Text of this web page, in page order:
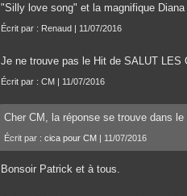
"Silly love song" et la magnifique
Écrit par : Renaud | 11/07/2016
Je ne trouve pas le Hit de SALUT LES
Écrit par : CM | 11/07/2016
Cher CM, la réponse se trouve dans
Écrit par : cica pour CM | 11/07/2016
Bonsoir Patrick et à tous.